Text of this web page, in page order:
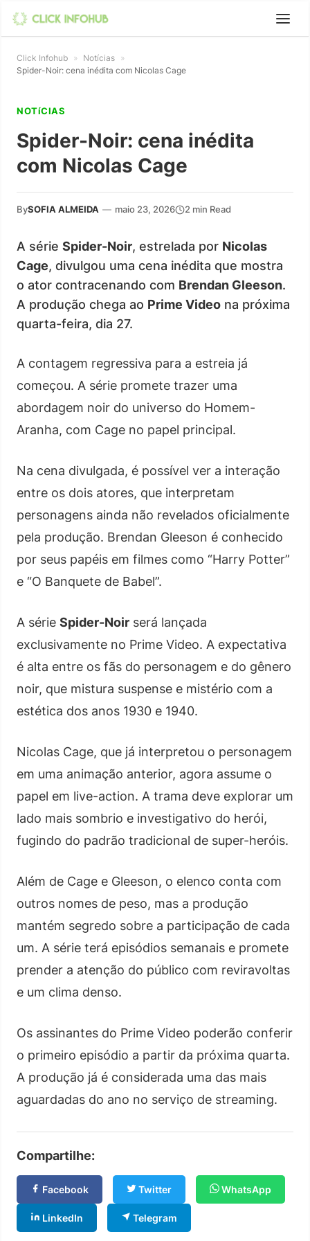
Click Infohub » Notícias »
Spider-Noir: cena inédita com Nicolas Cage
NOTíCIAS
Spider-Noir: cena inédita
com Nicolas Cage
BySOFIA ALMEIDA — maio 23, 2026 2 min Read
A série Spider-Noir, estrelada por Nicolas
Cage, divulgou uma cena inédita que mostra
o ator contracenando com Brendan Gleeson.
A produção chega ao Prime Video na próxima
quarta-feira, dia 27.
A contagem regressiva para a estreia já
começou. A série promete trazer uma
abordagem noir do universo do Homem-
Aranha, com Cage no papel principal.
Na cena divulgada, é possível ver a interação
entre os dois atores, que interpretam
personagens ainda não revelados oficialmente
pela produção. Brendan Gleeson é conhecido
por seus papéis em filmes como “Harry Potter”
e “O Banquete de Babel”.
A série Spider-Noir será lançada
exclusivamente no Prime Video. A expectativa
é alta entre os fãs do personagem e do gênero
noir, que mistura suspense e mistério com a
estética dos anos 1930 e 1940.
Nicolas Cage, que já interpretou o personagem
em uma animação anterior, agora assume o
papel em live-action. A trama deve explorar um
lado mais sombrio e investigativo do herói,
fugindo do padrão tradicional de super-heróis.
Além de Cage e Gleeson, o elenco conta com
outros nomes de peso, mas a produção
mantém segredo sobre a participação de cada
um. A série terá episódios semanais e promete
prender a atenção do público com reviravoltas
e um clima denso.
Os assinantes do Prime Video poderão conferir
o primeiro episódio a partir da próxima quarta.
A produção já é considerada uma das mais
aguardadas do ano no serviço de streaming.
Compartilhe:
Facebook Twitter WhatsApp
LinkedIn Telegram